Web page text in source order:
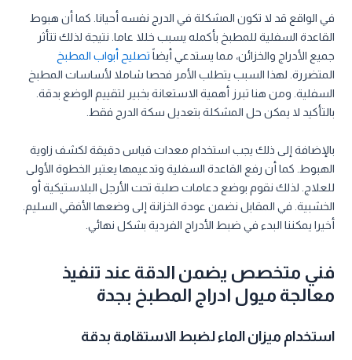
في الواقع قد لا تكون المشكلة في الدرج نفسه أحيانا. كما أن هبوط
القاعدة السفلية للمطبخ بأكمله يسبب خللا عاما. نتيجة لذلك تتأثر
جميع الأدراج والخزائن، مما يستدعي أيضاً تصليح أبواب المطبخ
المتضررة. لهذا السبب يتطلب الأمر فحصا شاملا لأساسات المطبخ
السفلية. ومن هنا تبرز أهمية الاستعانة بخبير لتقييم الوضع بدقة.
بالتأكيد لا يمكن حل المشكلة بتعديل سكة الدرج فقط.
بالإضافة إلى ذلك يجب استخدام معدات قياس دقيقة لكشف زاوية
الهبوط. كما أن رفع القاعدة السفلية وتدعيمها يعتبر الخطوة الأولى
للعلاج. لذلك نقوم بوضع دعامات صلبة تحت الأرجل البلاستيكية أو
الخشبية. في المقابل نضمن عودة الخزانة إلى وضعها الأفقي السليم.
أخيرا يمكننا البدء في ضبط الأدراج الفردية بشكل نهائي.
فني متخصص يضمن الدقة عند تنفيذ
معالجة ميول ادراج المطبخ بجدة
استخدام ميزان الماء لضبط الاستقامة بدقة